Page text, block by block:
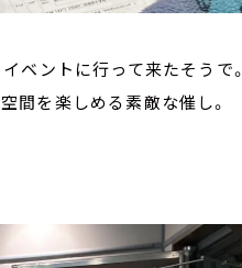
ベントに行って来たそうで。
間を楽しめる素敵な催し。